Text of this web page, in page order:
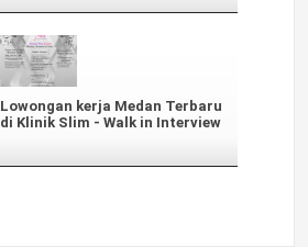
Lowongan kerja Medan Terbaru
di Klinik Slim - Walk in Interview